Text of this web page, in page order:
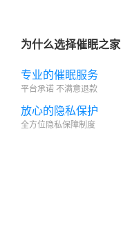
为什么选择催眠之家
专业的催眠服务
平台承诺 不满意退款
放心的隐私保护
全方位隐私保障制度